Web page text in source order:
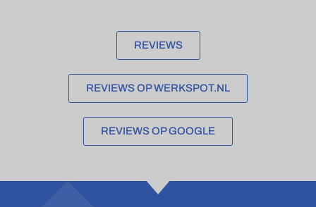
REVIEWS
REVIEWS OP WERKSPOT.NL
REVIEWS OP GOOGLE